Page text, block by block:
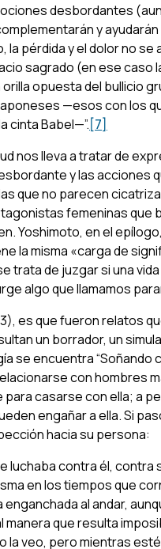
desbordantes
y
la pérdida y el dolor no
sagrado (en ese caso
opuesta del bullicio
—esos con los
cintaBabel—”.[7]
nos lleva a tratar de
y las acciones
que no parecen
femeninas que
Yoshimoto, en el
la misma «carga de
trata de juzgar si una
algo que llamamos
es que fueron relatos
un borrador, un
se encuentra “Soñando
con hombres
casarse con ella; a
engañar a ella. Si
hacia su persona:
luchaba contra él, contra
en los tiempos que
al andar,
que resulta
la veo, pero mientras